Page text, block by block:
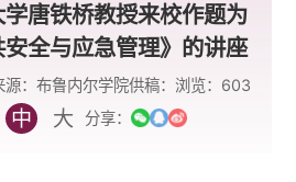
唐铁桥教授来校作题为
安全与应急管理》的讲座
源：布鲁内尔学院供稿： 浏览： 603
中 大 分享：